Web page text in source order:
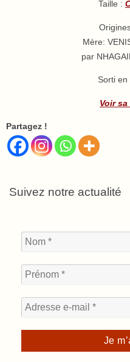
Taille :
Mère:
par
Sorti en
Voir
Partagez !
Suivez notre actualité